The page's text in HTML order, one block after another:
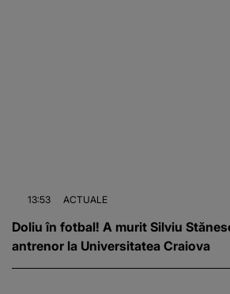
13:53 ACTUALE
Doliu în fotbal! A murit Silviu
antrenor la Universitatea Craiova